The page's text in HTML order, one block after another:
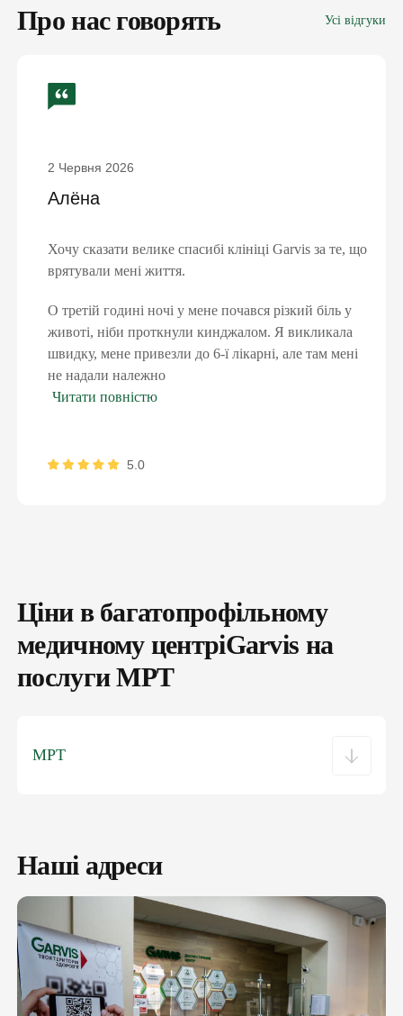
Про нас говорять Усі відгуки
2 Червня 2026
Алёна
Хочу сказати велике спасибі клініці Garvis за те, що
врятували мені життя.
О третій годині ночі у мене почався різкий біль у
животі, ніби проткнули кинджалом. Я викликала
швидку, мене привезли до 6-ї лікарні, але там мені
не надали належно
Читати повністю
5.0
Ціни в багатопрофільному
медичному центріGarvis на
послуги МРТ
МРТ
Наші адреси
СІМЕЙНИМ ЛІКАРЕМ ТА ОТРИМАЙ
БЕЗОПЛАТНО:
консультації сімейного лікаря, педіатра,
терапевта
базові аналізи
довідки та лікарняні
електронні направлення
«доступні ліки»
ПІДПИСАТИ ДЕКЛАРАЦІЮ ОНЛАЙН